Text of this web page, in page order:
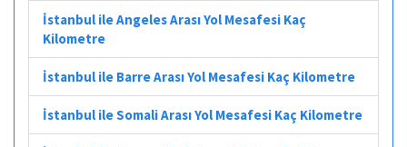
İstanbul ile Angeles Arası Yol Mesafesi Kaç
Kilometre
İstanbul ile Barre Arası Yol Mesafesi Kaç Kilometre
İstanbul ile Somali Arası Yol Mesafesi Kaç Kilometre